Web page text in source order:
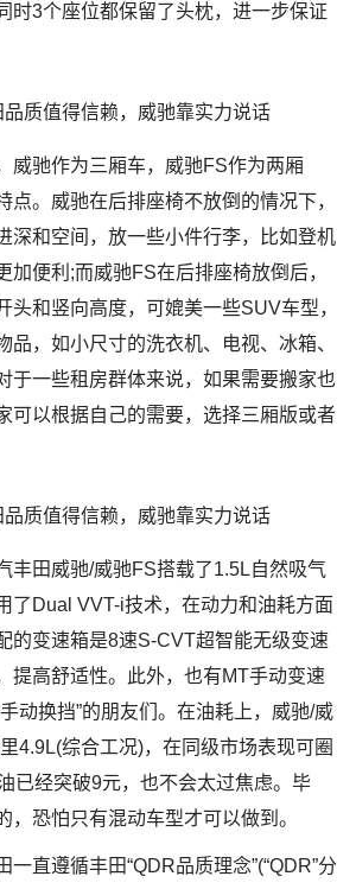
时3个座位都保留了头枕，进一步保证
威驰作为三厢车，威驰FS作为两厢
点。威驰在后排座椅不放倒的情况下，
深和空间，放一些小件行李，比如登机
加便利;而威驰FS在后排座椅放倒后，
头和竖向高度，可媲美一些SUV车型，
品，如小尺寸的洗衣机、电视、冰箱、
于一些租房群体来说，如果需要搬家也
可以根据自己的需要，选择三厢版或者
丰田威驰/威驰FS搭载了1.5L自然吸气
了Dual VVT-i技术，在动力和油耗方面
的变速箱是8速S-CVT超智能无级变速
提高舒适性。此外，也有MT手动变速
动换挡”的朋友们。在油耗上，威驰/威
4.9L(综合工况)，在同级市场表现可圈
已经突破9元，也不会太过焦虑。毕
，恐怕只有混动车型才可以做到。
一直遵循丰田“QDR品质理念”(“QDR”分